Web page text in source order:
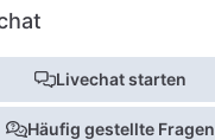
Livechat starten
Häufig gestellte Fragen